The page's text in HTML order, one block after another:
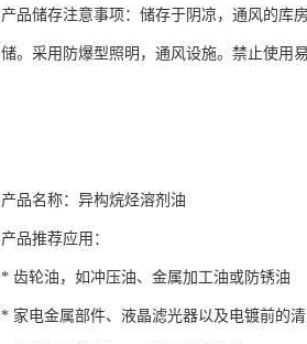
产品储存注意事项：储存于阴凉，通风的库
储。采用防爆型照明，通风设施。禁止使用
产品名称：异构烷烃溶剂油
产品推荐应用：
* 齿轮油，如冲压油、金属加工油或防锈油
* 家电金属部件、液晶滤光器以及电镀前的